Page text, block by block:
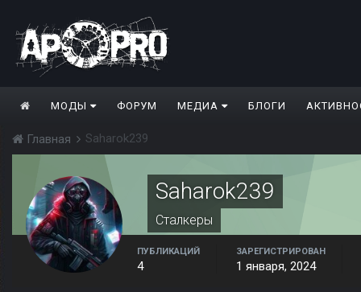
МОДЫ ФОРУМ МЕДИА БЛОГИ
Главная Saharok239
Saharok239
Сталкеры
ПУБЛИКАЦИЙ
4
ЗАРЕГИСТРИРОВАН
1 января, 2024